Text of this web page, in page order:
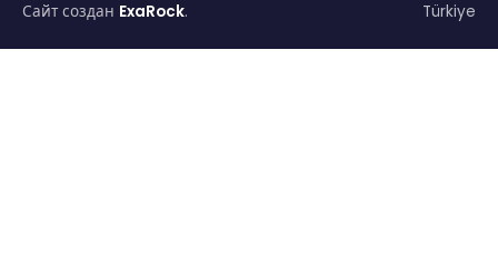
Сайт создан ExaRock. Türkiye